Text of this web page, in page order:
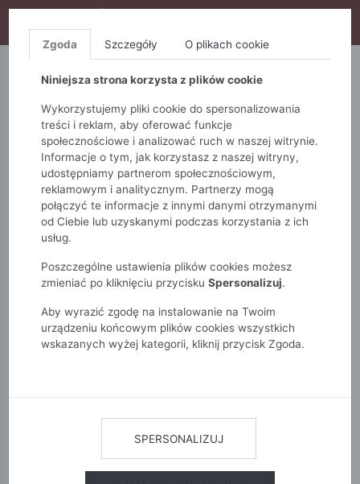
S10), DODATKOWE 15% ZA 3SZT (KOD: S15)
5.10.15. QUIOSQUE
Monnari Zobacz wszystko Spodnie
Na co dzień
Zwiewne spodnie
Zgoda Szczegóły O plikach cookie
Niniejsza strona korzysta z plików cookie
Wykorzystujemy pliki cookie do spersonalizowania
treści i reklam, aby oferować funkcje
społecznościowe i analizować ruch w naszej witrynie.
Informacje o tym, jak korzystasz z naszej witryny,
udostępniamy partnerom społecznościowym,
reklamowym i analitycznym. Partnerzy mogą
połączyć te informacje z innymi danymi otrzymanymi
od Ciebie lub uzyskanymi podczas korzystania z ich
usług.
Poszczególne ustawienia plików cookies możesz
zmieniać po kliknięciu przycisku Spersonalizuj.
Aby wyrazić zgodę na instalowanie na Twoim
urządzeniu końcowym plików cookies wszystkich
wskazanych wyżej kategorii, kliknij przycisk Zgoda.
SPERSONALIZUJ